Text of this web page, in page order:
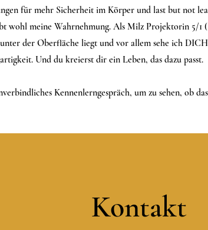
für mehr Sicherheit im Körper und last but not
wohl meine Wahrnehmung. Als Milz Projektorin 5/1
der Oberfläche liegt und vor allem sehe ich
Und du kreierst dir ein Leben, das dazu passt.
Kennenlerngespräch, um zu sehen, ob
Kontakt